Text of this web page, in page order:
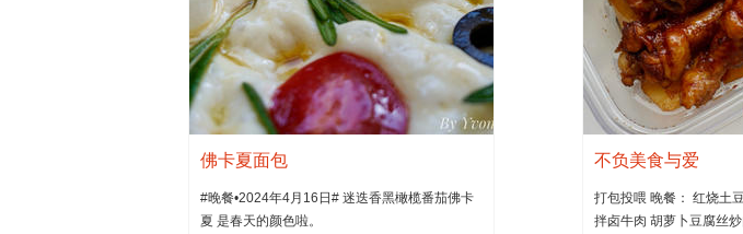
佛卡夏面包
#晚餐•2024年4月16日# 迷迭香黑橄榄番茄佛卡
夏 是春天的颜色啦。
不负美食与爱
打包投喂 晚餐： 红烧土
拌卤牛肉 胡萝卜豆腐丝